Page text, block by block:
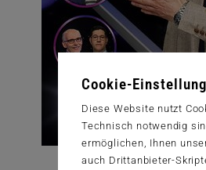
Cookie-
Diese Website nutzt
Technisch notwendig
ermöglichen, Ihnen
auch Drittanbieter-